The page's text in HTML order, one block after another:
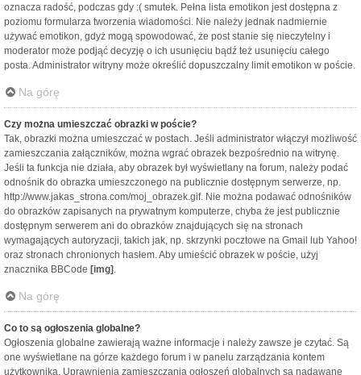
oznacza radość, podczas gdy :( smutek. Pełna lista emotikon jest dostępna z
poziomu formularza tworzenia wiadomości. Nie należy jednak nadmiernie
używać emotikon, gdyż mogą spowodować, że post stanie się nieczytelny i
moderator może podjąć decyzję o ich usunięciu bądź też usunięciu całego
posta. Administrator witryny może określić dopuszczalny limit emotikon w poście.
Na górę
Czy można umieszczać obrazki w poście?
Tak, obrazki można umieszczać w postach. Jeśli administrator włączył możliwość
zamieszczania załączników, można wgrać obrazek bezpośrednio na witrynę.
Jeśli ta funkcja nie działa, aby obrazek był wyświetlany na forum, należy podać
odnośnik do obrazka umieszczonego na publicznie dostępnym serwerze, np.
http://www.jakas_strona.com/moj_obrazek.gif. Nie można podawać odnośników
do obrazków zapisanych na prywatnym komputerze, chyba że jest publicznie
dostępnym serwerem ani do obrazków znajdujących się na stronach
wymagających autoryzacji, takich jak, np. skrzynki pocztowe na Gmail lub Yahoo!
oraz stronach chronionych hasłem. Aby umieścić obrazek w poście, użyj
znacznika BBCode [img] .
Na górę
Co to są ogłoszenia globalne?
Ogłoszenia globalne zawierają ważne informacje i należy zawsze je czytać. Są
one wyświetlane na górze każdego forum i w panelu zarządzania kontem
użytkownika. Uprawnienia zamieszczania ogłoszeń globalnych są nadawane